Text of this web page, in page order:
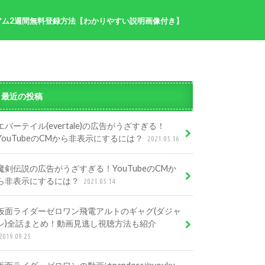
2週間無料登録方法【わかりやすい説明画像付き】
青い記事まとめ
最近の投稿
バーテイル(evertale)の広告がうざすぎる！
のCMから非表示にするには？
2021.05.16
剣伝説の広告がうざすぎる！YouTubeのCMか
非表示にするには？
2021.05.14
面ライダーゼロワン飛電アルトのギャグ(ダジャ
)全話まとめ！動画見逃し視聴方法も紹介